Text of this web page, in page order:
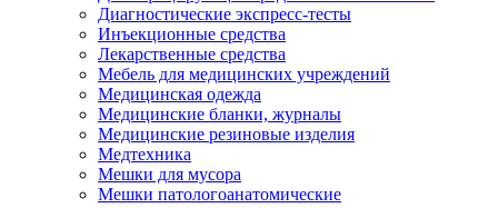
Диагностические экспресс-тесты
Инъекционные средства
Лекарственные средства
Мебель для медицинских учреждений
Медицинская одежда
Медицинские бланки, журналы
Медицинские резиновые изделия
Медтехника
Мешки для мусора
Мешки патологоанатомические